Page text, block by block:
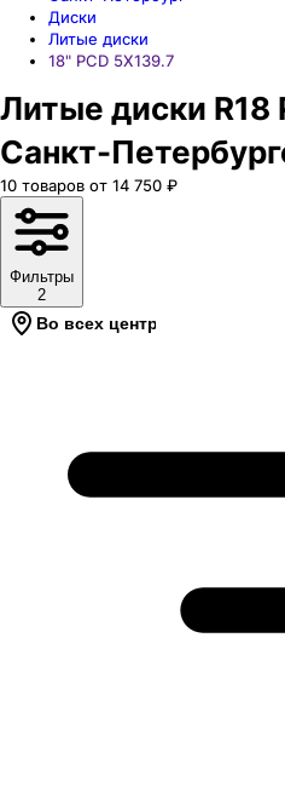
Диски
Литые диски
18" PCD 5X139.7
Литые диски R18
Санкт-
10 товаров от 14 750 ₽
Фильтры
2
Во всех центрах